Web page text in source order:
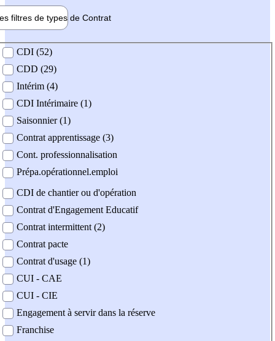
filtres de types de Contrat
contrat
CDI (52)
CDD (29)
Intérim (4)
CDI Intérimaire (1)
Saisonnier (1)
Contrat apprentissage (3)
Cont. professionnalisation
Prépa.opérationnel.emploi
CDI de chantier ou d'opération
Contrat d'Engagement Educatif
Contrat intermittent (2)
Contrat pacte
Contrat d'usage (1)
CUI - CAE
CUI - CIE
Engagement à servir dans la réserve
Franchise